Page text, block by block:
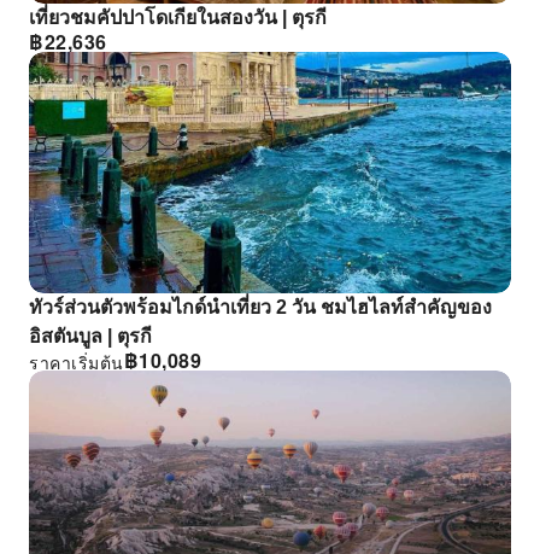
เที่ยวชมคัปปาโดเกียในสองวัน | ตุรกี
฿22,636
ทัวร์ส่วนตัวพร้อมไกด์นําเที่ยว 2 วัน ชมไฮไลท์สําคัญของ
อิสตันบูล | ตุรกี
฿10,089
ราคาเริ่มต้น